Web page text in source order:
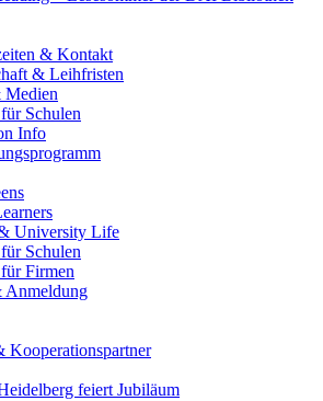
& Kontakt
& Leihfristen
Schulen
Info
University Life
Schulen
Firmen
Anmeldung
Kooperationspartner
feiert Jubiläum